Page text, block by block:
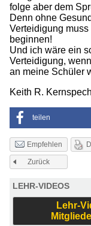
folge aber dem
Denn ohne
Verteidigung
beginnen!
Und ich wäre ein
Verteidigung,
an meine Schüler
Keith R.
teilen
Empfehlen
Zurück
LEHR-VIDEOS
Lehr-